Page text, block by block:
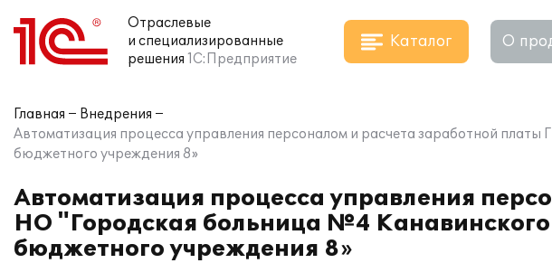
Отраслевые
и специализированные
решения 1С:Предприятие
Каталог О
Главная
Внедрения
Автоматизация процесса управления персоналом и расчета заработной
бюджетного учреждения 8»
Автоматизация процесса управления
НО "Городская больница №4
бюджетного учреждения 8»